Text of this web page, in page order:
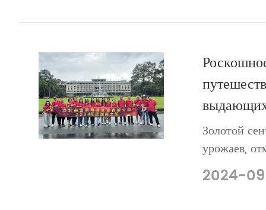
Золотой
урожаев,
MOTOMA.
событие,
2024-